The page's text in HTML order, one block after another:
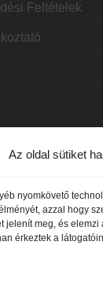
Az oldal sütiket
nyomkövető
azzal hogy
jelenít meg, és
érkeztek a
Feltételek